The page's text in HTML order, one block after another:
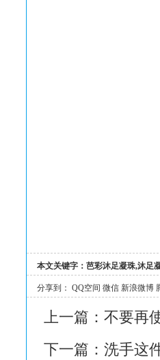
本文关键字： 芭彩沐足凝珠,沐足
分享到： QQ空间 微信 新浪微博
上一篇： 不要再
下一篇： 洗手这